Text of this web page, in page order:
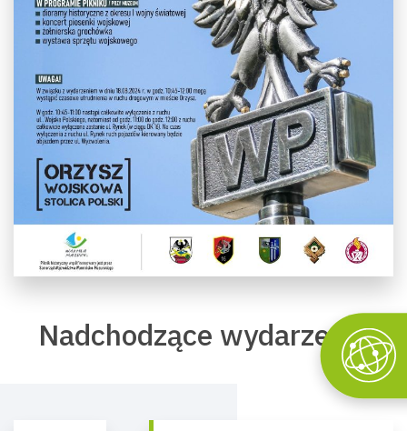
Nadchodzące wydarzenia